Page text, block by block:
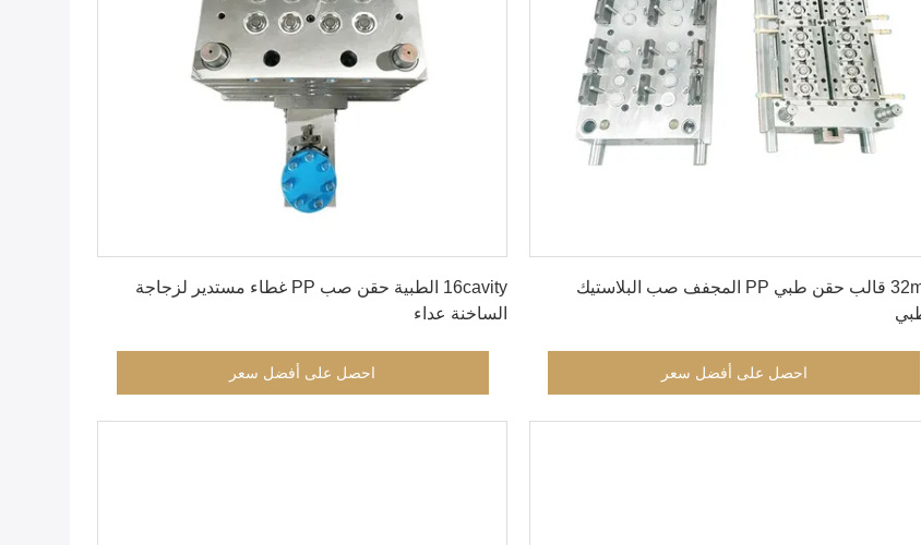
32mm قالب حقن طبي PP المجفف صب البلاستيك
احصل على أفضل سعر
16cavity الطبية حقن صب PP غطاء مستدير لزجاجة
الساخنة عداء
احصل على أفضل سعر